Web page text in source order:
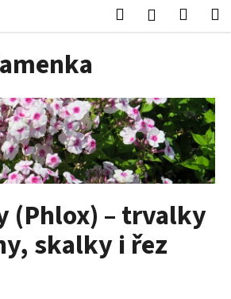
HledatPřihlášení
(Phlox) – trvalky
skalky i řez